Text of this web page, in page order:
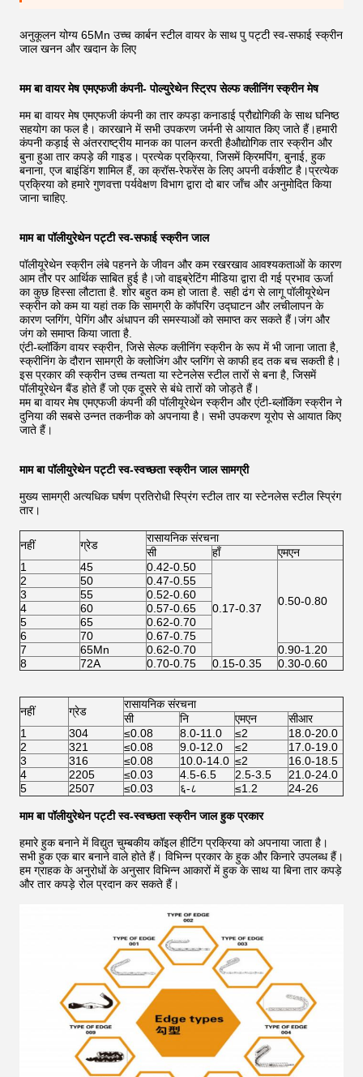
अनुकूलन योग्य 65Mn उच्च कार्बन स्टील वायर के साथ पु पट्टी स्व-सफाई स्क्रीन
जाल खनन और खदान के लिए
मम बा वायर मेष एमएफजी कंपनी- पोल्युरेथेन स्ट्रिप सेल्फ क्लीनिंग स्क्रीन मेष
मम बा वायर मेष एमएफजी कंपनी का तार कपड़ा कनाडाई प्रौद्योगिकी के साथ घनिष्ठ
सहयोग का फल है। कारखाने में सभी उपकरण जर्मनी से आयात किए जाते हैं।हमारी
कंपनी कड़ाई से अंतरराष्ट्रीय मानक का पालन करती हैऔद्योगिक तार स्क्रीन और
बुना हुआ तार कपड़े की गाइड। प्रत्येक प्रक्रिया, जिसमें क्रिमपिंग, बुनाई, हुक
बनाना, एज बाइंडिंग शामिल हैं, का क्रॉस-रेफरेंस के लिए अपनी वर्कशीट है।प्रत्येक
प्रक्रिया को हमारे गुणवत्ता पर्यवेक्षण विभाग द्वारा दो बार जाँच और अनुमोदित किया
जाना चाहिए.
माम बा पॉलीयुरेथेन पट्टी स्व-सफाई स्क्रीन जाल
पॉलीयूरेथेन स्क्रीन लंबे पहनने के जीवन और कम रखरखाव आवश्यकताओं के कारण
आम तौर पर आर्थिक साबित हुई है।जो वाइब्रेटिंग मीडिया द्वारा दी गई प्रभाव ऊर्जा
का कुछ हिस्सा लौटाता है. शोर बहुत कम हो जाता है. सही ढंग से लागू पॉलीयूरेथेन
स्क्रीन को कम या यहां तक कि सामग्री के कॉपरिंग उद्घाटन और लचीलापन के
कारण प्लगिंग, पेगिंग और अंधापन की समस्याओं को समाप्त कर सकते हैं।जंग और
जंग को समाप्त किया जाता है.
एंटी-ब्लॉकिंग वायर स्क्रीन, जिसे सेल्फ क्लीनिंग स्क्रीन के रूप में भी जाना जाता है,
स्क्रीनिंग के दौरान सामग्री के क्लोजिंग और प्लगिंग से काफी हद तक बच सकती है।
इस प्रकार की स्क्रीन उच्च तन्यता या स्टेनलेस स्टील तारों से बना है, जिसमें
पॉलीयूरेथेन बैंड होते हैं जो एक दूसरे से बंधे तारों को जोड़ते हैं।
मम बा वायर मेष एमएफजी कंपनी की पॉलीयूरेथेन स्क्रीन और एंटी-ब्लॉकिंग स्क्रीन ने
दुनिया की सबसे उन्नत तकनीक को अपनाया है। सभी उपकरण यूरोप से आयात किए
जाते हैं।
माम बा पॉलीयुरेथेन पट्टी स्व-स्वच्छता स्क्रीन जाल सामग्री
मुख्य सामग्री अत्यधिक घर्षण प्रतिरोधी स्प्रिंग स्टील तार या स्टेनलेस स्टील स्प्रिंग
तार।
नहीं ग्रेड
रासायनिक संरचना
सी
हाँ
एमएन
1
45 0.42-0.50
0.17-0.37
0.50-0.80
2 50
0.47-0.55
3
55
0.52-0.60
4
60
0.57-0.65
5
65
0.62-0.70
6
70
0.67-0.75
7
65Mn 0.62-0.70
0.90-1.20
8
72A 0.70-0.75 0.15-0.35 0.30-0.60
नहीं ग्रेड
रासायनिक संरचना
सी
नि एमएन
सीआर
1
304 ≤0.08 8.0-11.0 ≤2
18.0-20.0
2
321 ≤0.08 9.0-12.0 ≤2
17.0-19.0
3
316 ≤0.08 10.0-14.0 ≤2
16.0-18.5
4
2205 ≤0.03 4.5-6.5 2.5-3.5
21.0-24.0
5
2507 ≤0.03 ६-८ ≤1.2 24-26
माम बा पॉलीयुरेथेन पट्टी स्व-स्वच्छता स्क्रीन जाल हुक प्रकार
हमारे हुक बनाने में विद्युत चुम्बकीय कॉइल हीटिंग प्रक्रिया को अपनाया जाता है।
सभी हुक एक बार बनाने वाले होते हैं। विभिन्न प्रकार के हुक और किनारे उपलब्ध हैं।
हम ग्राहक के अनुरोधों के अनुसार विभिन्न आकारों में हुक के साथ या बिना तार कपड़े
और तार कपड़े रोल प्रदान कर सकते हैं।